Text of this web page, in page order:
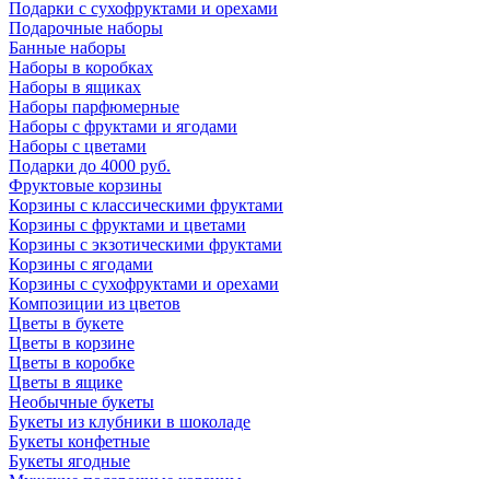
Подарки с сухофруктами и орехами
Подарочные наборы
Банные наборы
Наборы в коробках
Наборы в ящиках
Наборы парфюмерные
Наборы с фруктами и ягодами
Наборы с цветами
Подарки до 4000 руб.
Фруктовые корзины
Корзины с классическими фруктами
Корзины с фруктами и цветами
Корзины с экзотическими фруктами
Корзины с ягодами
Корзины c сухофруктами и орехами
Композиции из цветов
Цветы в букете
Цветы в корзине
Цветы в коробке
Цветы в ящике
Необычные букеты
Букеты из клубники в шоколаде
Букеты конфетные
Букеты ягодные